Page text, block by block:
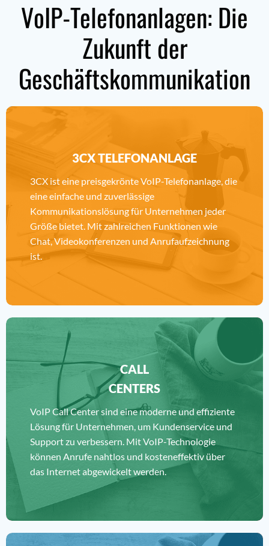
VoIP-Telefonanlagen: Die
Zukunft der
Geschäftskommunikation
3CX TELEFONANLAGE
3CX ist eine preisgekrönte VoIP-Telefonanlage, die
eine einfache und zuverlässige
Kommunikationslösung für Unternehmen jeder
Größe bietet. Mit zahlreichen Funktionen wie
Chat, Videokonferenzen und Anrufaufzeichnung
ist.
CALL
CENTERS
VoIP Call Center sind eine moderne und effiziente
Lösung für Unternehmen, um Kundenservice und
Support zu verbessern. Mit VoIP-Technologie
können Anrufe nahtlos und kosteneffektiv über
das Internet abgewickelt werden.